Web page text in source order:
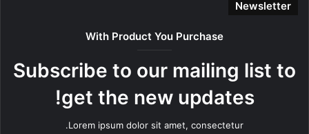
Newsletter
With Product You Purchase
Subscribe to our mailing list to
get the new updates!
Lorem ipsum dolor sit amet, consectetur.